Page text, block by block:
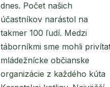
dnes. Počet našich
účastníkov narástol na
takmer 100 ľudí. Medzi
táborníkmi sme mohli
mládežnícke občianske
organizácie z každého kúta